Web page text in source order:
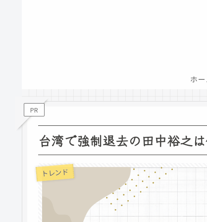
ホ
PR
台湾で強制退去の田中裕之
トレンド